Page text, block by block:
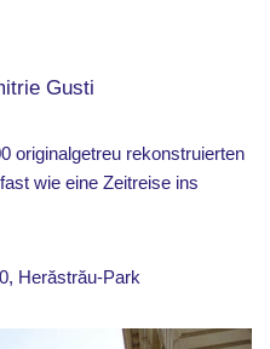
Gusti
originalgetreu rekonstruierten
wie eine Zeitreise ins
Herăstrău-Park